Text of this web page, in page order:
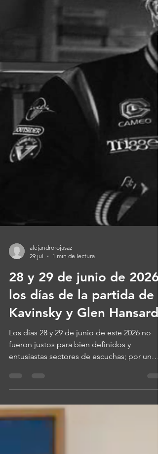
alejandrorojasaz
1 min de lectura
28 y 29 de junio de 2026,
los días de la partida de
Kavinsky y Glen Hansard
fueron justos para bien definidos y
entusiastas sectores de escuchas; por un
lado, falleció Kavinsky, su nombre real